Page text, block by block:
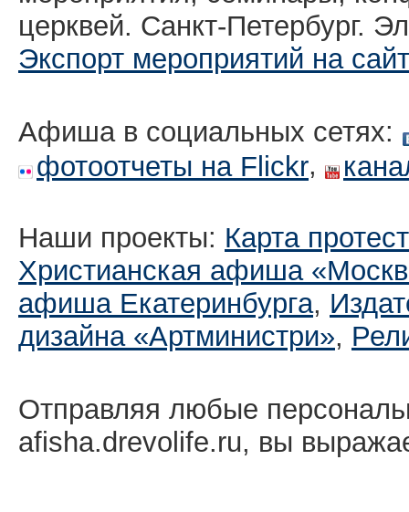
церквей. Санкт-Петербург.
Экспорт мероприятий на сайт
Афиша в социальных сетях:
фотоотчеты на Flickr,
Наши проекты: Карта
Христианская афиша
афиша Екатеринбургa,
дизайна «Артминистри»,
Отправляя любые
afisha.drevolife.ru, вы